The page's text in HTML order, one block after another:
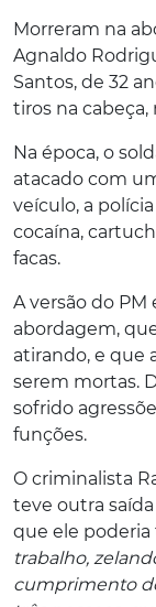
Morreram na
Agnaldo
Santos, de 32
tiros na cabeça,
Na época, o
atacado com
veículo, a
cocaína,
facas.
A versão do
abordagem,
atirando, e que
serem mortas.
sofrido
funções.
O criminalista
teve outra
que ele
trabalho,
cumprimento